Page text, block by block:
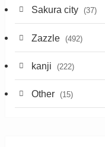
Sakura city (37)
Zazzle (492)
kanji (222)
Other (15)